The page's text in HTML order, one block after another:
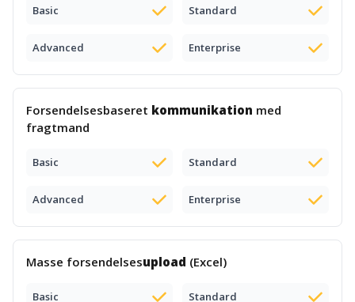
Basic Standard
Advanced Enterprise
Forsendelsesbaseret kommunikation med
fragtmand
Basic Standard
Advanced Enterprise
Masse forsendelsesupload (Excel)
Basic Standard